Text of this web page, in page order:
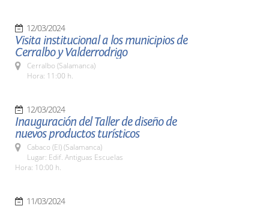
12/03/2024
Visita institucional a los municipios de
Cerralbo y Valderrodrigo
Cerralbo (Salamanca)
Hora: 11:00 h.
12/03/2024
Inauguración del Taller de diseño de
nuevos productos turísticos
Cabaco (El) (Salamanca)
Lugar: Edif. Antiguas Escuelas
Hora: 10:00 h.
11/03/2024